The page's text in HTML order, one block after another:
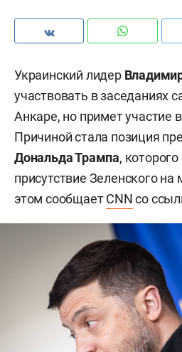
Украинский лидер
участвовать в заседаниях
Анкаре, но примет участие
Причиной стала позиция
Дональда Трампа,
присутствие Зеленского
этом сообщаетCNNсо